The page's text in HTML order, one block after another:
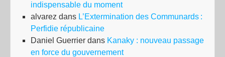
indispensable du moment
alvarez dans L’Extermination des Communards :
Perfidie républicaine
Daniel Guerrier dans Kanaky : nouveau passage
en force du gouvernement